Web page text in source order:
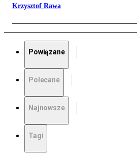
Krzysztof Rawa
Powiązane
Polecane
Najnowsze
Tagi